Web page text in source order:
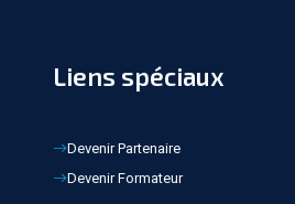
Liens spéciaux
Devenir Partenaire
Devenir Formateur